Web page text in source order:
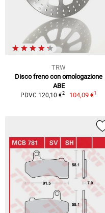
TRW
Disco freno con omologazione
ABE
PDVC 120,10 €2 104,09 €1